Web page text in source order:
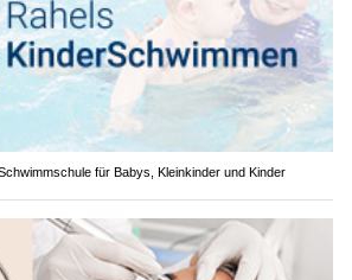
für Babys, Kleinkinder und Kinder